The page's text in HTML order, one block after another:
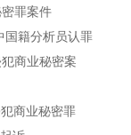
罪案件
国籍分析员认罪
商业秘密案
商业秘密罪